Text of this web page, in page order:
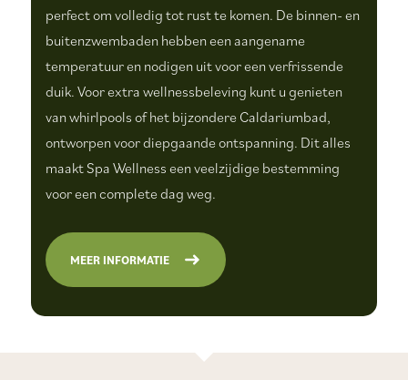
perfect om volledig tot rust te komen. De binnen- en
buitenzwembaden hebben een aangename
temperatuur en nodigen uit voor een verfrissende
duik. Voor extra wellnessbeleving kunt u genieten
van whirlpools of het bijzondere Caldariumbad,
ontworpen voor diepgaande ontspanning. Dit alles
maakt Spa Wellness een veelzijdige bestemming
voor een complete dag weg.
MEER INFORMATIE